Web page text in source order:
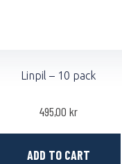
Linpil – 10 pack
495,00 kr
ADD TO CART